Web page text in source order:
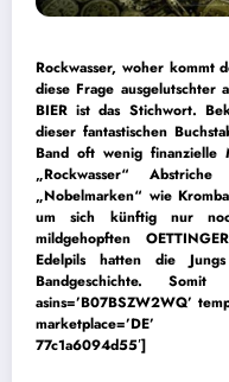
Rockwasser, woher kommt
diese Frage ausgelutschter
BIER ist das Stichwort.
dieser fantastischen
Band oft wenig finanzielle
„Rockwasser“ Abstriche
„Nobelmarken“ wie
um sich künftig nur
mildgehopften
Edelpils hatten die
Bandgeschichte.
asins=’B07BSZW2WQ’
marketplace=’DE’
77c1a6094d55′]